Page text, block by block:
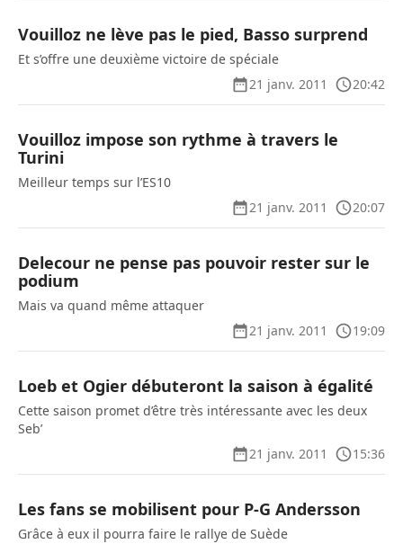
Vouilloz ne lève pas le pied, Basso surprend
Et s’offre une deuxième victoire de spéciale
21 janv. 2011
20:42
Vouilloz impose son rythme à travers le
Turini
Meilleur temps sur l’ES10
21 janv. 2011
20:07
Delecour ne pense pas pouvoir rester sur le
podium
Mais va quand même attaquer
21 janv. 2011
19:09
Loeb et Ogier débuteront la saison à égalité
Cette saison promet d’être très intéressante avec les deux
Seb’
21 janv. 2011
15:36
Les fans se mobilisent pour P-G Andersson
Grâce à eux il pourra faire le rallye de Suède